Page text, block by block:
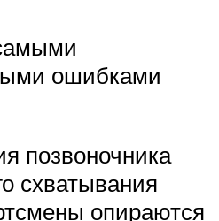
ошибками
позвоночника
схватывания
опираются